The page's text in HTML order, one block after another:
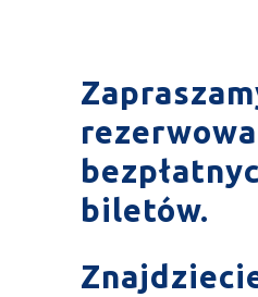
biletów.